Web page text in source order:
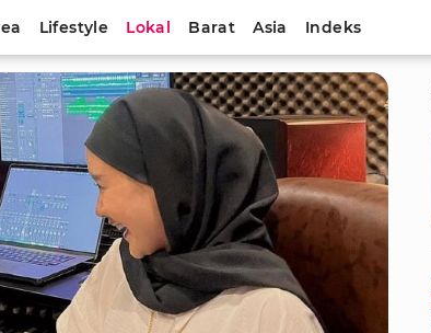
Lifestyle Lokal Barat Asia Indeks